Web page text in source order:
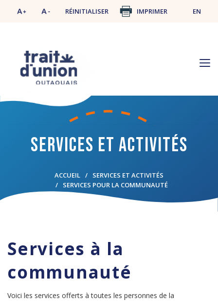
RÉINITIALISER IMPRIMER EN
Services et activités
ACCUEIL
SERVICES ET ACTIVITÉS
SERVICES POUR LA COMMUNAUTÉ
Services à la
communauté
Voici les services offerts à toutes les personnes de la